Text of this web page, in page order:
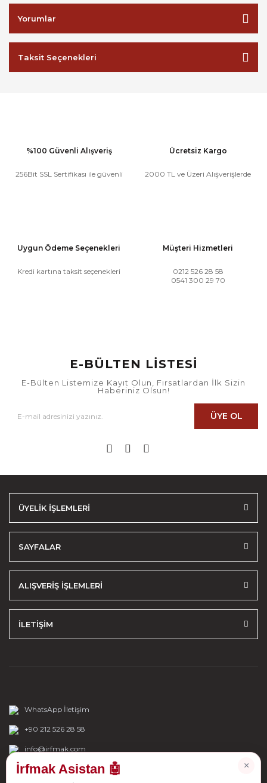
Yorumlar
Taksit Seçenekleri
%100 Güvenli Alışveriş
256Bit SSL Sertifikası ile güvenli
Ücretsiz Kargo
2000 TL ve Üzeri Alışverişlerde
Uygun Ödeme Seçenekleri
Kredi kartına taksit seçenekleri
Müşteri Hizmetleri
0212 526 28 58
0541 300 29 70
E-BÜLTEN LİSTESİ
E-Bülten Listemize Kayıt Olun, Fırsatlardan İlk Sizin
Haberiniz Olsun!
ÜYE OL
ÜYELİK İŞLEMLERİ
SAYFALAR
ALIŞVERİŞ İŞLEMLERİ
İLETİŞİM
WhatsApp İletişim
+90 212 526 28 58
info@irfmak.com
×
İrfmak Asistan 🤖